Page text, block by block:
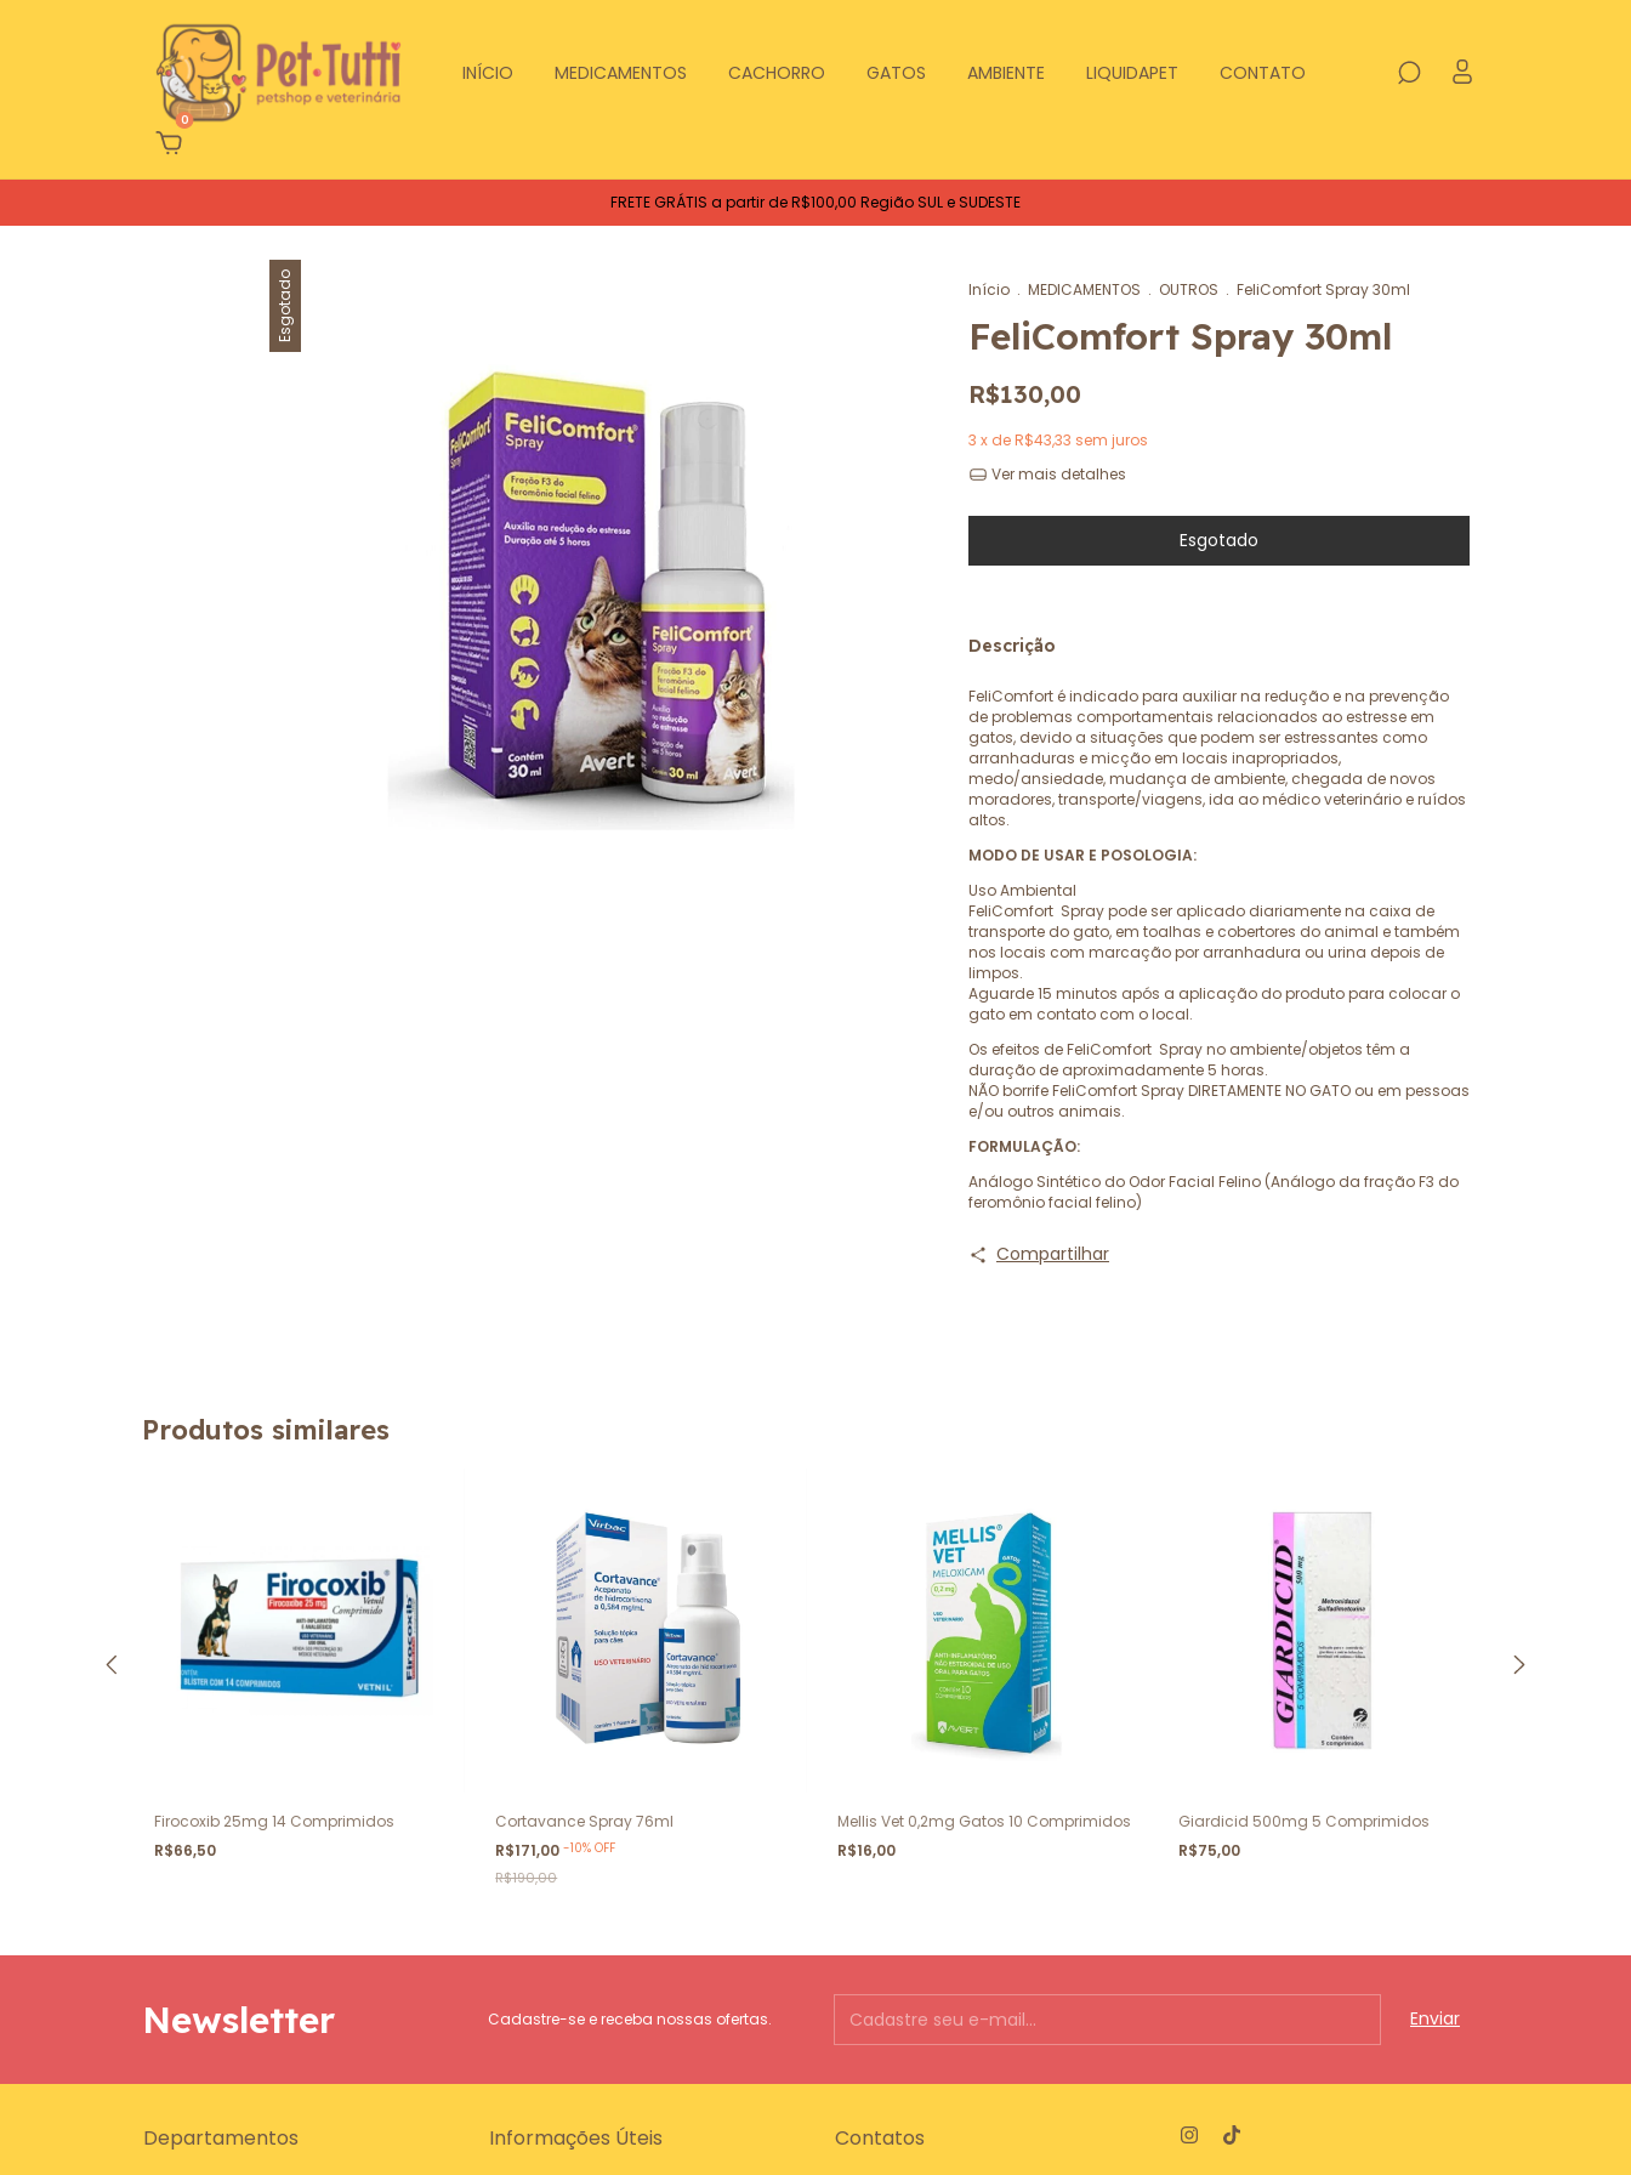
INÍCIO MEDICAMENTOS CACHORRO GATOS AMBIENTE LIQUIDAPET CONTATO
0
FRETE GRÁTIS a partir de R$100,00 Região SUL e SUDESTE
Esgotado Início . MEDICAMENTOS . OUTROS . FeliComfort Spray 30ml
FeliComfort Spray 30ml
R$130,00
3 x deR$43,33 sem juros
Ver mais detalhes
Descrição
FeliComfort é indicado para auxiliar na redução e na prevenção
de problemas comportamentais relacionados ao estresse em
gatos, devido a situações que podem ser estressantes como
arranhaduras e micção em locais inapropriados,
medo/ansiedade, mudança de ambiente, chegada de novos
moradores, transporte/viagens, ida ao médico veterinário e ruídos
altos.
MODO DE USAR E POSOLOGIA:
Uso Ambiental
FeliComfort Spray pode ser aplicado diariamente na caixa de
transporte do gato, em toalhas e cobertores do animal e também
nos locais com marcação por arranhadura ou urina depois de
limpos.
Aguarde 15 minutos após a aplicação do produto para colocar o
gato em contato com o local.
Os efeitos de FeliComfort Spray no ambiente/objetos têm a
duração de aproximadamente 5 horas.
NÃO borrife FeliComfort Spray DIRETAMENTE NO GATO ou em pessoas
e/ou outros animais.
FORMULAÇÃO:
Análogo Sintético do Odor Facial Felino (Análogo da fração F3 do
feromônio facial felino)
Compartilhar
Produtos similares
Firocoxib 25mg 14 Comprimidos
R$66,50
Cortavance Spray 76ml
R$171,00-10%OFF
R$190,00
Mellis Vet 0,2mg Gatos 10 Comprimidos
R$16,00
Giardicid 500mg 5 Comprimidos
R$75,00
Newsletter Cadastre-se e receba nossas ofertas.
Departamentos Informações Úteis Contatos